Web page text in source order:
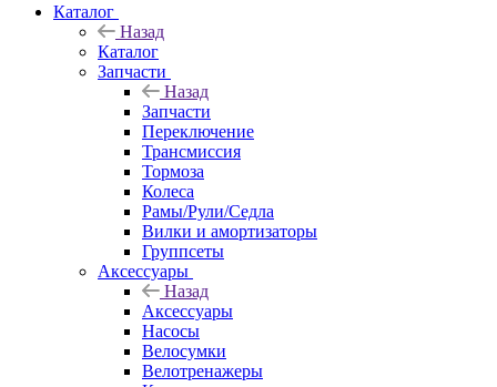
Каталог
Назад
Каталог
Запчасти
Назад
Запчасти
Переключение
Трансмиссия
Тормоза
Колеса
Рамы/Рули/Седла
Вилки и амортизаторы
Группсеты
Аксессуары
Назад
Аксессуары
Насосы
Велосумки
Велотренажеры